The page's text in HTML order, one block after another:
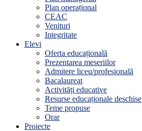
Plan operațional
CEAC
Venituri
Integritate
Elevi
Oferta educațională
Prezentarea meseriilor
Admitere liceu/profesională
Bacalaureat
Activități educative
Resurse educaționale deschise
Teme propuse
Orar
Proiecte